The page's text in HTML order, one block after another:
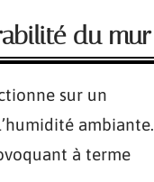
du mur
sur un
ambiante.
à terme